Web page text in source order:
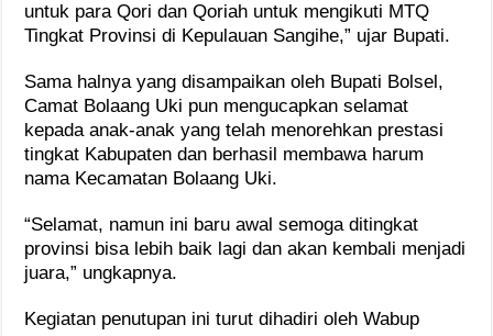
untuk para Qori dan Qoriah untuk mengikuti MTQ
Tingkat Provinsi di Kepulauan Sangihe,” ujar Bupati.
Sama halnya yang disampaikan oleh Bupati Bolsel,
Camat Bolaang Uki pun mengucapkan selamat
kepada anak-anak yang telah menorehkan prestasi
tingkat Kabupaten dan berhasil membawa harum
nama Kecamatan Bolaang Uki.
“Selamat, namun ini baru awal semoga ditingkat
provinsi bisa lebih baik lagi dan akan kembali menjadi
juara,” ungkapnya.
Kegiatan penutupan ini turut dihadiri oleh Wabup